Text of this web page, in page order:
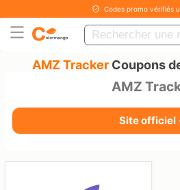
Codes promo vérifiés
AMZ Tracker Coupons
AMZ
Site officiel